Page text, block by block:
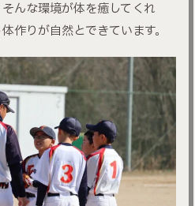
んな環境が体を癒してくれ
作りが自然とできています。